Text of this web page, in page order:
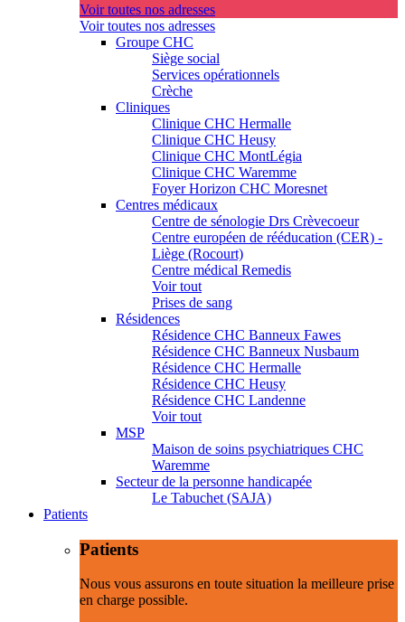
Voir toutes nos adresses
Voir toutes nos adresses
Groupe CHC
Siège social
Services opérationnels
Crèche
Cliniques
Clinique CHC Hermalle
Clinique CHC Heusy
Clinique CHC MontLégia
Clinique CHC Waremme
Foyer Horizon CHC Moresnet
Centres médicaux
Centre de sénologie Drs Crèvecoeur
Centre européen de rééducation (CER) -
Liège (Rocourt)
Centre médical Remedis
Voir tout
Prises de sang
Résidences
Résidence CHC Banneux Fawes
Résidence CHC Banneux Nusbaum
Résidence CHC Hermalle
Résidence CHC Heusy
Résidence CHC Landenne
Voir tout
MSP
Maison de soins psychiatriques CHC
Waremme
Secteur de la personne handicapée
Le Tabuchet (SAJA)
Patients
Patients
Nous vous assurons en toute situation la meilleure prise
en charge possible.